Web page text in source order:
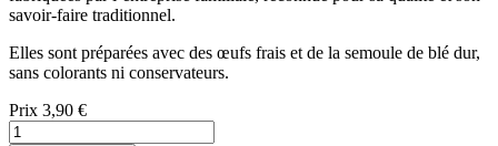
savoir-faire traditionnel.
Elles sont préparées avec des œufs frais et de la semoule de blé dur,
sans colorants ni conservateurs.
Prix 3,90 €